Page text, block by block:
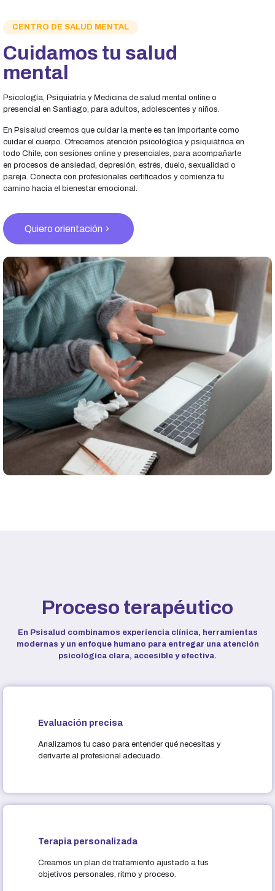
CENTRO DE SALUD MENTAL
Cuidamos tu salud
mental
Psicología, Psiquiatría y Medicina de salud mental online o
presencial en Santiago, para adultos, adolescentes y niños.
En Psisalud creemos que cuidar la mente es tan importante como
cuidar el cuerpo. Ofrecemos atención psicológica y psiquiátrica en
todo Chile, con sesiones online y presenciales, para acompañarte
en procesos de ansiedad, depresión, estrés, duelo, sexualidad o
pareja. Conecta con profesionales certificados y comienza tu
camino hacia el bienestar emocional.
Quiero orientación
Proceso terapéutico
En Psisalud combinamos experiencia clínica, herramientas
modernas y un enfoque humano para entregar una atención
psicológica clara, accesible y efectiva.
Evaluación precisa
Analizamos tu caso para entender qué necesitas y
derivarte al profesional adecuado.
Terapia personalizada
Creamos un plan de tratamiento ajustado a tus
objetivos personales, ritmo y proceso.